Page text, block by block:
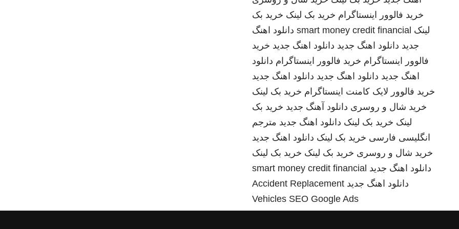
خرید فالوور اینستاگرام خرید بک لینک خرید بک
لینک smart money credit financial دانلود اهنگ
جدید دانلود اهنگ جدید دانلود اهنگ جدید خرید
فالوور اینستاگرام خرید فالوور اینستاگرام دانلود
اهنگ جدید دانلود اهنگ جدید دانلود اهنگ جدید
خرید فالوور لایک کامنت اینستاگرام خرید بک لینک
خرید شال و روسری دانلود آهنگ جدید خرید بک
لینک خرید بک لینک دانلود اهنگ جدید مترجم
انگلیسی فارسی خرید بک لینک دانلود اهنگ جدید
خرید شال و روسری خرید بک لینک خرید بک لینک
دانلود اهنگ جدید smart money credit financial
دانلود اهنگ جدید Accident Replacement
Vehicles SEO Google Ads